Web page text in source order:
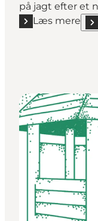
på jagt efter et
Læs mere
Læs mere